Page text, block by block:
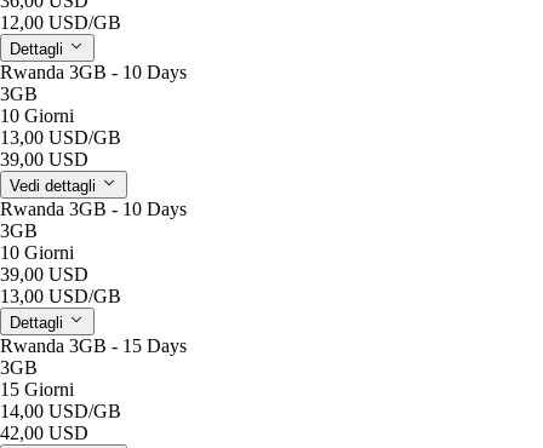
12,00 USD/GB
Dettagli
Rwanda 3GB - 10 Days
3GB
10 Giorni
13,00 USD/GB
39,00 USD
Vedi dettagli
Rwanda 3GB - 10 Days
3GB
10 Giorni
39,00 USD
13,00 USD/GB
Dettagli
Rwanda 3GB - 15 Days
3GB
15 Giorni
14,00 USD/GB
42,00 USD